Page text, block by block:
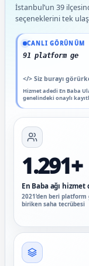
İstanbul’un 39
seçeneklerini tek
CANLI GÖRÜNÜM
91 platform
</> Siz burayı
Hizmet adedi En Baba
genelindeki onaylı
Güncel veriler: 1.291+
1.291+
En Baba ağı
2021’den beri platform
biriken saha tecrübesi